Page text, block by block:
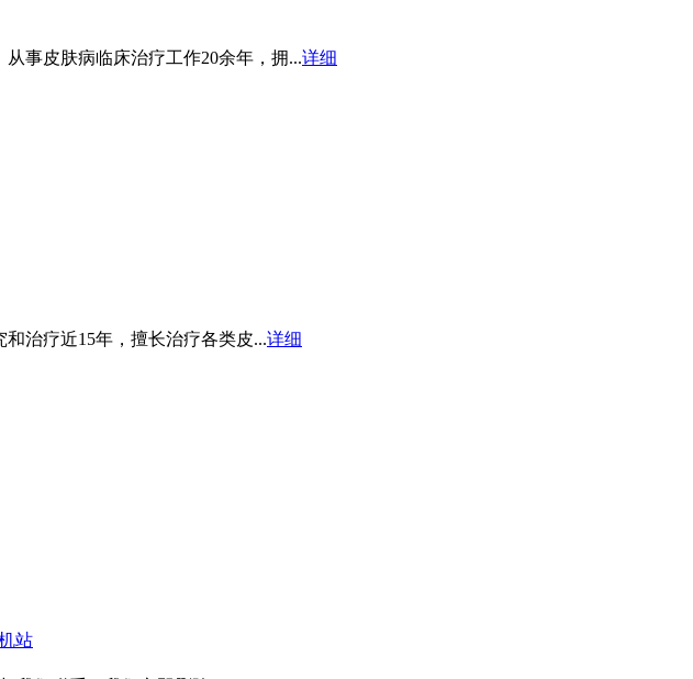
事皮肤病临床治疗工作20余年，拥...详细
治疗近15年，擅长治疗各类皮...详细
站